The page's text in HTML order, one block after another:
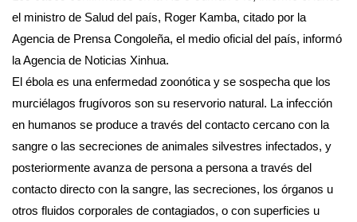
el ministro de Salud del país, Roger Kamba, citado por la
Agencia de Prensa Congoleña, el medio oficial del país, informó
la Agencia de Noticias Xinhua.
El ébola es una enfermedad zoonótica y se sospecha que los
murciélagos frugívoros son su reservorio natural. La infección
en humanos se produce a través del contacto cercano con la
sangre o las secreciones de animales silvestres infectados, y
posteriormente avanza de persona a persona a través del
contacto directo con la sangre, las secreciones, los órganos u
otros fluidos corporales de contagiados, o con superficies u